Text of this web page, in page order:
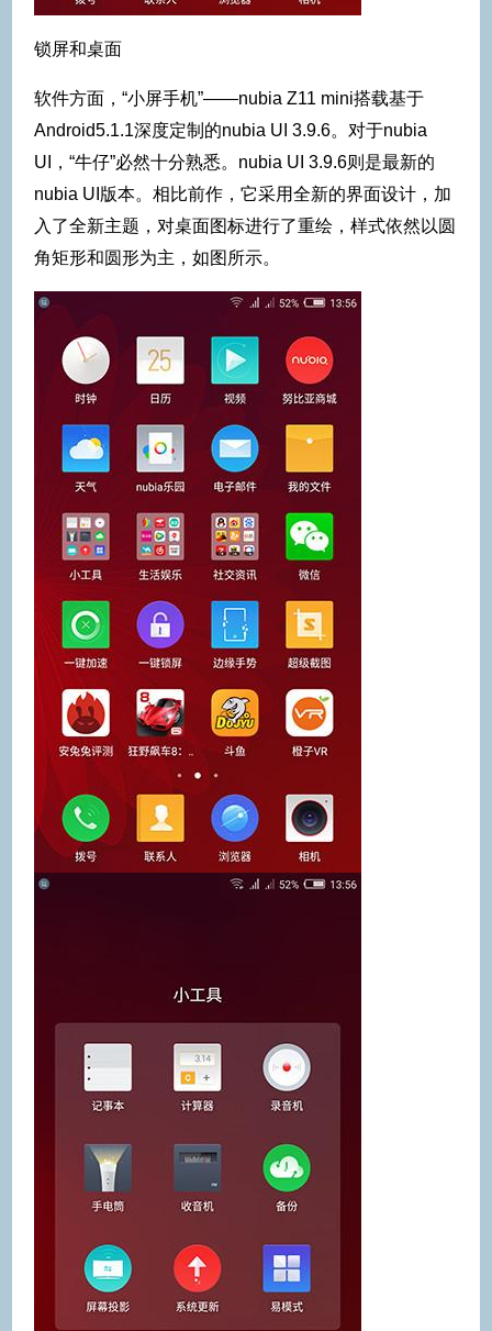
锁屏和桌面
软件方面，“小屏手机”——nubia Z11 mini搭载基于
Android5.1.1深度定制的nubia UI 3.9.6。对于nubia
UI，“牛仔”必然十分熟悉。nubia UI 3.9.6则是最新的
nubia UI版本。相比前作，它采用全新的界面设计，加
入了全新主题，对桌面图标进行了重绘，样式依然以圆
角矩形和圆形为主，如图所示。